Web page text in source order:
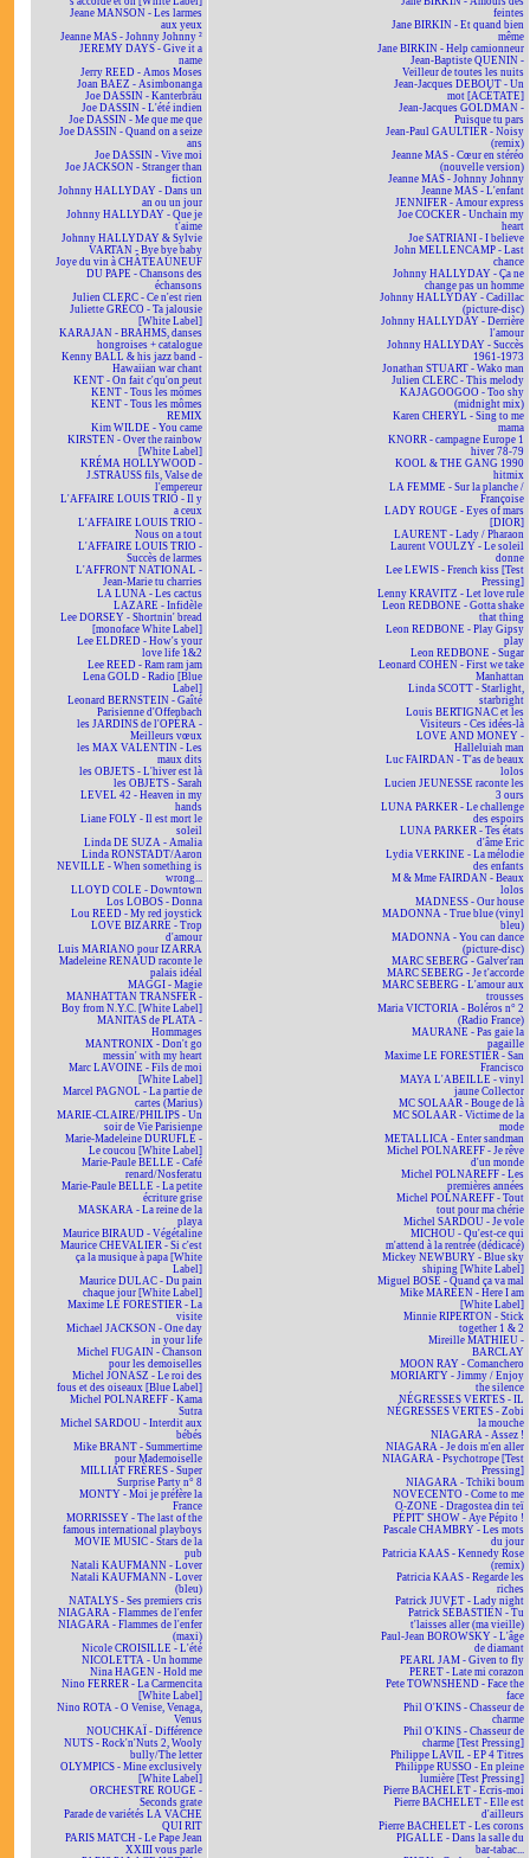
Jeane MANSON - Les larmes
aux yeux
Jeanne MAS - Johnny Johnny ²
JEREMY DAYS - Give it a
name
Jerry REED - Amos Moses
Joan BAEZ - Asimbonanga
Joe DASSIN - Kanterbräu
Joe DASSIN - L'été indien
Joe DASSIN - Me que me que
Joe DASSIN - Quand on a seize
ans
Joe DASSIN - Vive moi
Joe JACKSON - Stranger than
fiction
Johnny HALLYDAY - Dans un
an ou un jour
Johnny HALLYDAY - Que je
t'aime
Johnny HALLYDAY & Sylvie
VARTAN - Bye bye baby
Joye du vin à CHÂTEAUNEUF
DU PAPE - Chansons des
échansons
Julien CLERC - Ce n'est rien
Juliette GRÉCO - Ta jalousie
[White Label]
KARAJAN - BRAHMS, danses
hongroises + catalogue
Kenny BALL & his jazz band -
Hawaiian war chant
KENT - On fait c'qu'on peut
KENT - Tous les mômes
KENT - Tous les mômes
REMIX
Kim WILDE - You came
KIRSTEN - Over the rainbow
[White Label]
KRÉMA HOLLYWOOD -
J.STRAUSS fils, Valse de
l'empereur
L'AFFAIRE LOUIS TRIO - Il y
a ceux
L'AFFAIRE LOUIS TRIO -
Nous on a tout
L'AFFAIRE LOUIS TRIO -
Succès de larmes
L'AFFRONT NATIONAL -
Jean-Marie tu charries
LA LUNA - Les cactus
LAZARE - Infidèle
Lee DORSEY - Shortnin' bread
[monoface White Label]
Lee ELDRED - How's your
love life 1&2
Lee REED - Ram ram jam
Lena GOLD - Radio [Blue
Label]
Leonard BERNSTEIN - Gaîté
Parisienne d'Offenbach
les JARDINS de l'OPÉRA -
Meilleurs vœux
les MAX VALENTIN - Les
maux dits
les OBJETS - L'hiver est là
les OBJETS - Sarah
LEVEL 42 - Heaven in my
hands
Liane FOLY - Il est mort le
soleil
Linda DE SUZA - Amalia
Linda RONSTADT/Aaron
NEVILLE - When something is
wrong...
LLOYD COLE - Downtown
Los LOBOS - Donna
Lou REED - My red joystick
LOVE BIZARRE - Trop
d'amour
Luis MARIANO pour IZARRA
Madeleine RENAUD raconte le
palais idéal
MAGGI - Magie
MANHATTAN TRANSFER -
Boy from N.Y.C. [White Label]
MANITAS de PLATA -
Hommages
MANTRONIX - Don't go
messin' with my heart
Marc LAVOINE - Fils de moi
[White Label]
Marcel PAGNOL - La partie de
cartes (Marius)
MARIE-CLAIRE/PHILIPS - Un
soir de Vie Parisienne
Marie-Madeleine DURUFLÉ -
Le coucou [White Label]
Marie-Paule BELLE - Café
renard/Nosferatu
Marie-Paule BELLE - La petite
écriture grise
MASKARA - La reine de la
playa
Maurice BIRAUD - Végétaline
Maurice CHEVALIER - Si c'est
ça la musique à papa [White
Label]
Maurice DULAC - Du pain
chaque jour [White Label]
Maxime LE FORESTIER - La
visite
Michael JACKSON - One day
in your life
Michel FUGAIN - Chanson
pour les demoiselles
Michel JONASZ - Le roi des
fous et des oiseaux [Blue Label]
Michel POLNAREFF - Kama
Sutra
Michel SARDOU - Interdit aux
bébés
Mike BRANT - Summertime
pour Mademoiselle
MILLIAT FRÈRES - Super
Surprise Party n° 8
MONTY - Moi je préfère la
France
MORRISSEY - The last of the
famous international playboys
MOVIE MUSIC - Stars de la
pub
Natali KAUFMANN - Lover
Natali KAUFMANN - Lover
(bleu)
NATALYS - Ses premiers cris
NIAGARA - Flammes de l'enfer
NIAGARA - Flammes de l'enfer
(maxi)
Nicole CROISILLE - L'été
NICOLETTA - Un homme
Nina HAGEN - Hold me
Nino FERRER - La Carmencita
[White Label]
Nino ROTA - O Venise, Venaga,
Venus
NOUCHKAÏ - Différence
NUTS - Rock'n'Nuts 2, Wooly
bully/The letter
OLYMPICS - Mine exclusively
[White Label]
ORCHESTRE ROUGE -
Seconds grate
Parade de variétés LA VACHE
QUI RIT
PARIS MATCH - Le Pape Jean
XXIII vous parle
feintes
Jane BIRKIN - Et quand bien
même
Jane BIRKIN - Help camionneur
Jean-Baptiste QUENIN -
Veilleur de toutes les nuits
Jean-Jacques DEBOUT - Un
mot [ACÉTATE]
Jean-Jacques GOLDMAN -
Puisque tu pars
Jean-Paul GAULTIER - Noisy
(remix)
Jeanne MAS - Cœur en stéréo
(nouvelle version)
Jeanne MAS - Johnny Johnny
Jeanne MAS - L'enfant
JENNIFER - Amour express
Joe COCKER - Unchain my
heart
Joe SATRIANI - I believe
John MELLENCAMP - Last
chance
Johnny HALLYDAY - Ça ne
change pas un homme
Johnny HALLYDAY - Cadillac
(picture-disc)
Johnny HALLYDAY - Derrière
l'amour
Johnny HALLYDAY - Succès
1961-1973
Jonathan STUART - Wako man
Julien CLERC - This melody
KAJAGOOGOO - Too shy
(midnight mix)
Karen CHERYL - Sing to me
mama
KNORR - campagne Europe 1
hiver 78-79
KOOL & THE GANG 1990
hitmix
LA FEMME - Sur la planche /
Françoise
LADY ROUGE - Eyes of mars
[DIOR]
LAURENT - Lady / Pharaon
Laurent VOULZY - Le soleil
donne
Lee LEWIS - French kiss [Test
Pressing]
Lenny KRAVITZ - Let love rule
Leon REDBONE - Gotta shake
that thing
Leon REDBONE - Play Gipsy
play
Leon REDBONE - Sugar
Leonard COHEN - First we take
Manhattan
Linda SCOTT - Starlight,
starbright
Louis BERTIGNAC et les
Visiteurs - Ces idées-là
LOVE AND MONEY -
Halleluiah man
Luc FAIRDAN - T'as de beaux
lolos
Lucien JEUNESSE raconte les
3 ours
LUNA PARKER - Le challenge
des espoirs
LUNA PARKER - Tes états
d'âme Eric
Lydia VERKINE - La mélodie
des enfants
M & Mme FAIRDAN - Beaux
lolos
MADNESS - Our house
MADONNA - True blue (vinyl
bleu)
MADONNA - You can dance
(picture-disc)
MARC SEBERG - Galver'ran
MARC SEBERG - Je t'accorde
MARC SEBERG - L'amour aux
trousses
Maria VICTORIA - Boléros n° 2
(Radio France)
MAURANE - Pas gaie la
pagaille
Maxime LE FORESTIER - San
Francisco
MAYA L'ABEILLE - vinyl
jaune Collector
MC SOLAAR - Bouge de là
MC SOLAAR - Victime de la
mode
METALLICA - Enter sandman
Michel POLNAREFF - Je rêve
d'un monde
Michel POLNAREFF - Les
premières années
Michel POLNAREFF - Tout
tout pour ma chérie
Michel SARDOU - Je vole
MICHOU - Qu'est-ce qui
m'attend à la rentrée (dédicacé)
Mickey NEWBURY - Blue sky
shining [White Label]
Miguel BOSÉ - Quand ça va mal
Mike MAREEN - Here I am
[White Label]
Minnie RIPERTON - Stick
together 1 & 2
Mireille MATHIEU -
BARCLAY
MOON RAY - Comanchero
MORIARTY - Jimmy / Enjoy
the silence
NÉGRESSES VERTES - IL
NÉGRESSES VERTES - Zobi
la mouche
NIAGARA - Assez !
NIAGARA - Je dois m'en aller
NIAGARA - Psychotrope [Test
Pressing]
NIAGARA - Tchiki boum
NOVECENTO - Come to me
O-ZONE - Dragostea din teï
PÉPIT' SHOW - Aye Pépito !
Pascale CHAMBRY - Les mots
du jour
Patricia KAAS - Kennedy Rose
(remix)
Patricia KAAS - Regarde les
riches
Patrick JUVET - Lady night
Patrick SÉBASTIEN - Tu
t'laisses aller (ma vieille)
Paul-Jean BOROWSKY - L'âge
de diamant
PEARL JAM - Given to fly
PERET - Late mi corazon
Pete TOWNSHEND - Face the
face
Phil O'KINS - Chasseur de
charme
Phil O'KINS - Chasseur de
charme [Test Pressing]
Philippe LAVIL - EP 4 Titres
Philippe RUSSO - En pleine
lumière [Test Pressing]
Pierre BACHELET - Écris-moi
Pierre BACHELET - Elle est
d'ailleurs
Pierre BACHELET - Les corons
PIGALLE - Dans la salle du
bar-tabac...